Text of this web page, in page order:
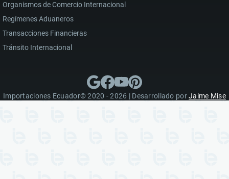
Organismos de Comercio Internacional
Regímenes Aduaneros
Transacciones Financieras
Tránsito Internacional
Importaciones Ecuador© 2020 - 2026 | Desarrollado porJaime Mise